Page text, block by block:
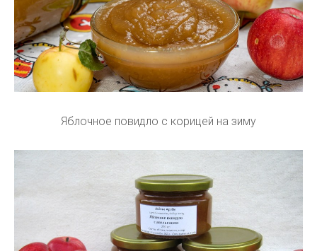
Яблочное повидло с корицей на зиму